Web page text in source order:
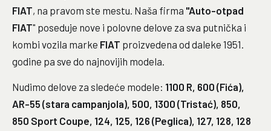
FIAT, na pravom ste mestu. Naša firma "Auto-otpad
FIAT" poseduje nove i polovne delove za sva putnička i
kombi vozila marke FIAT proizvedena od daleke 1951.
godine pa sve do najnovijih modela.
Nudimo delove za sledeće modele: 1100 R, 600 (Fića),
AR-55 (stara campanjola), 500, 1300 (Tristać), 850,
850 Sport Coupe, 124, 125, 126 (Peglica), 127, 128, 128